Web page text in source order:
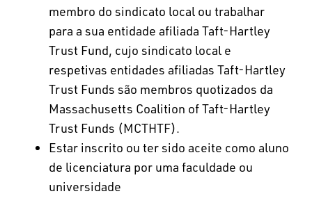
membro do sindicato local ou trabalhar
para a sua entidade afiliada Taft-Hartley
Trust Fund, cujo sindicato local e
respetivas entidades afiliadas Taft-Hartley
Trust Funds são membros quotizados da
Massachusetts Coalition of Taft-Hartley
Trust Funds (MCTHTF).
Estar inscrito ou ter sido aceite como aluno
de licenciatura por uma faculdade ou
universidade